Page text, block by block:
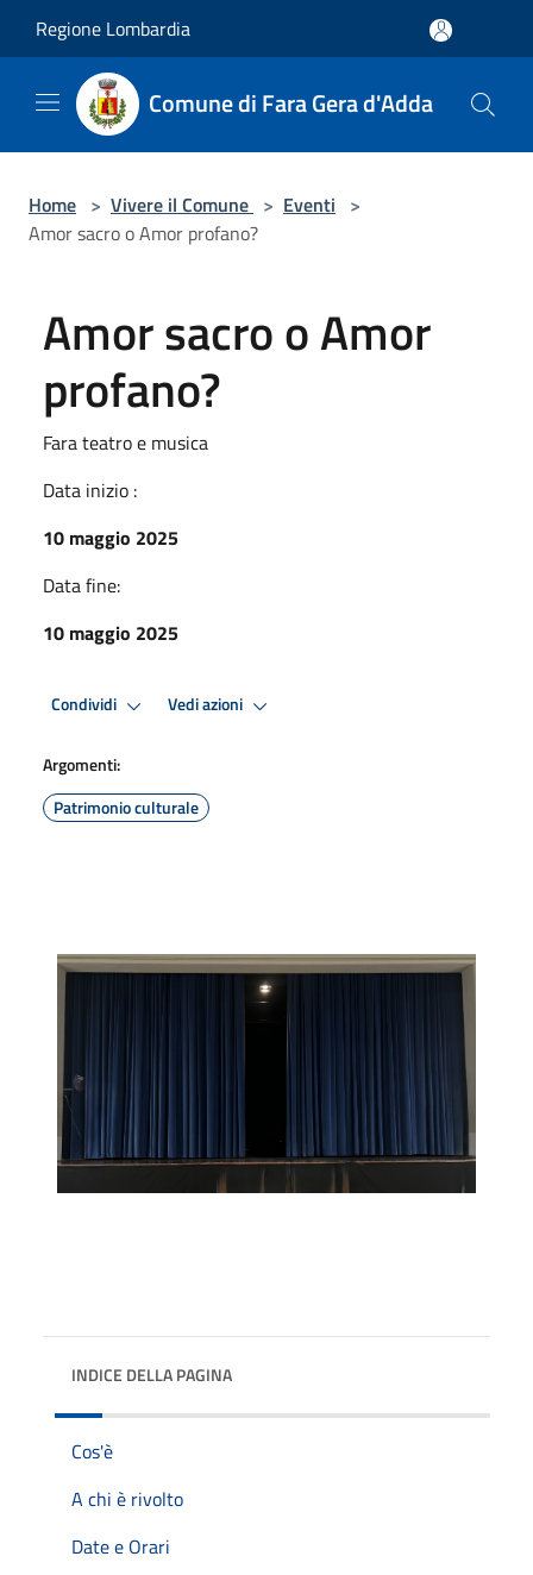
Regione Lombardia
Comune di Fara Gera d'Adda
Home > Vivere il Comune > Eventi >
Amor sacro o Amor profano?
Amor sacro o Amor
profano?
Fara teatro e musica
Data inizio :
10 maggio 2025
Data fine:
10 maggio 2025
Condividi Vedi azioni
Argomenti:
Patrimonio culturale
INDICE DELLA PAGINA
Cos'è
A chi è rivolto
Date e Orari